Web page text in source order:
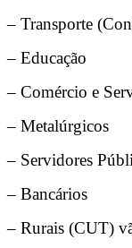
– Transporte
– Educação
– Comércio e
– Metalúrgicos
– Servidores
– Bancários
– Rurais (CUT)